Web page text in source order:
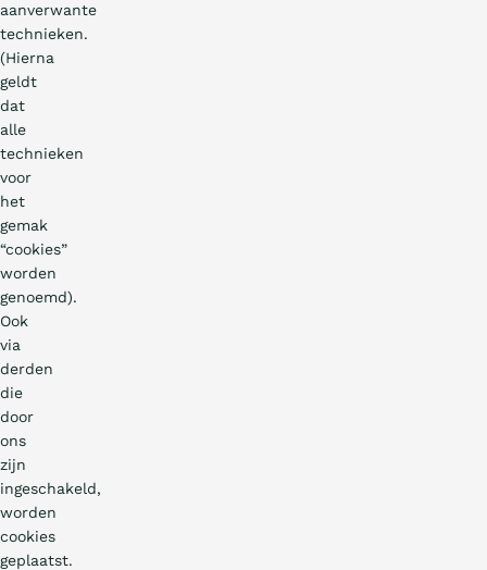
aanverwante
technieken.
(Hierna
geldt
dat
alle
technieken
voor
het
gemak
“cookies”
worden
genoemd).
Ook
via
derden
die
door
ons
zijn
ingeschakeld,
worden
cookies
geplaatst.